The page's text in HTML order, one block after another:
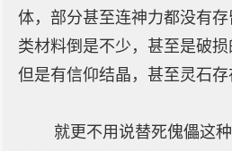
体，部分甚至连神力都没有
类材料倒是不少，甚至是破损
但是有信仰结晶，甚至灵石
就更不用说替死傀儡这种